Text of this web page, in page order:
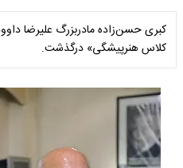
کبری حسن‌زاده مادربزرگ علیرضا
کلاس هنرپیشگی» درگذشت.